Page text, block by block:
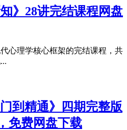
》28讲完结课程网盘
心理学核心框架的完结课程，共
到精通》四期完整版
免费网盘下载